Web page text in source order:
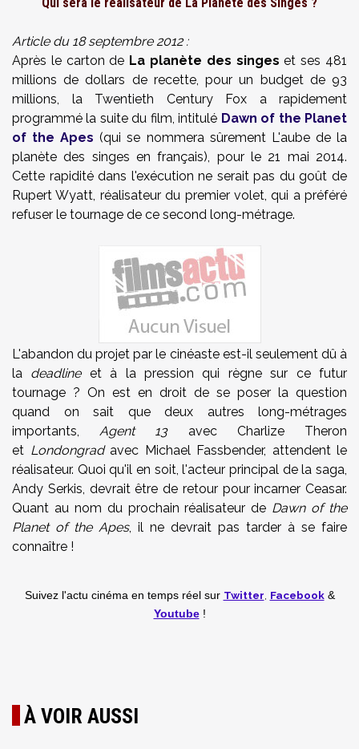
Article du 18 septembre 2012 :
Après le carton de La planète des singes et ses 481
millions de dollars de recette, pour un budget de 93
millions, la Twentieth Century Fox a rapidement
programmé la suite du film, intitulé Dawn of the Planet
of the Apes (qui se nommera sûrement L'aube de la
planète des singes en français), pour le 21 mai 2014.
Cette rapidité dans l'exécution ne serait pas du goût de
Rupert Wyatt, réalisateur du premier volet, qui a préféré
refuser le tournage de ce second long-métrage.
L'abandon du projet par le cinéaste est-il seulement dû à
la deadlineet à la pression qui règne sur ce futur
tournage ? On est en droit de se poser la question
quand on sait que deux autres long-métrages
importants,Agent 13avec Charlize Theron
et Londongrad avec Michael Fassbender, attendent le
réalisateur. Quoi qu'il en soit, l'acteur principal de la saga,
Andy Serkis, devrait être de retour pour incarner Ceasar.
Quant au nom du prochain réalisateur de Dawn of the
Planet of the Apes, il ne devrait pas tarder à se faire
connaître !
Suivez l'actu cinéma en temps réel sur Twitter Facebook&
Youtube!
À VOIR AUSSI